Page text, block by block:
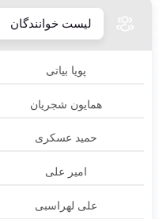
لیست خوانندگان
پویا بیاتی
همایون شجریان
حمید عسکری
امیر علی
علی لهراسبی